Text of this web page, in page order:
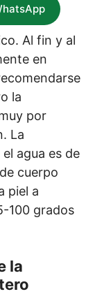
Al fin y al
en
la
por
La
agua es de
cuerpo
piel a
100 grados
la